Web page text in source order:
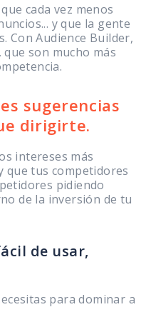
que cada vez menos
y que la gente
Con Audience Builder,
son mucho más
sugerencias
dirigirte.
intereses más
que tus competidores
pidiendo
de la inversión de tu
de usar,
para dominar a